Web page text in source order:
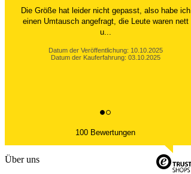
Die Größe hat leider nicht gepasst, also habe ich
einen Umtausch angefragt, die Leute waren nett
u...
Datum der Veröffentlichung: 10.10.2025
Datum der Kauferfahrung: 03.10.2025
100 Bewertungen
Über uns